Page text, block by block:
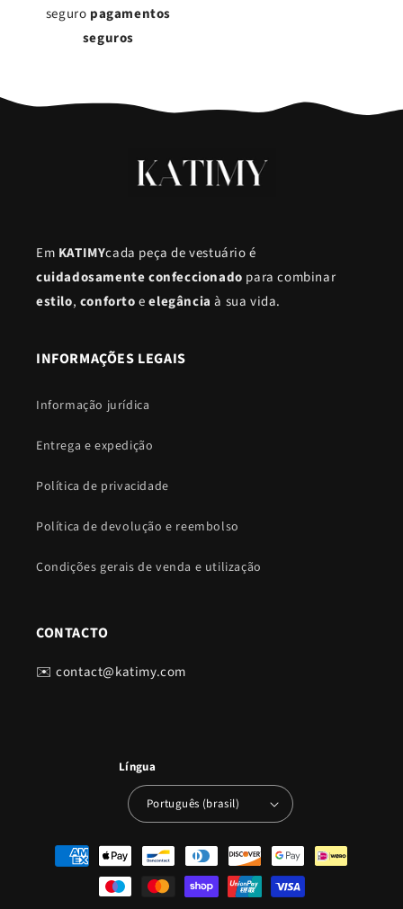
seguro pagamentos
seguros
Em KATIMYcada peça de vestuário é
cuidadosamente confeccionado para combinar
estilo, confortoeelegânciaà sua vida.
INFORMAÇÕES LEGAIS
Informação jurídica
Entrega e expedição
Política de privacidade
Política de devolução e reembolso
Condições gerais de venda e utilização
CONTACTO
✉️ contact@katimy.com
Língua
Português (brasil)
Métodos
pagamento